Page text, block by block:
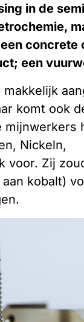
in de
concrete
een
komt ook
mijnwerkers
Nickeln,
voor. Zij
kobalt)